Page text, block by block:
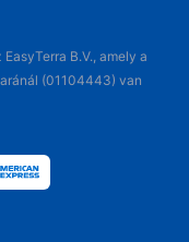
B.V., amely a
(01104443) van